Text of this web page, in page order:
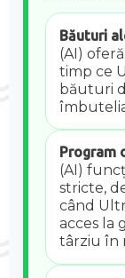
Băuturi
(AI)
timp ce
băuturi
Program
(AI)
stricte,
când
acces la
târziu în